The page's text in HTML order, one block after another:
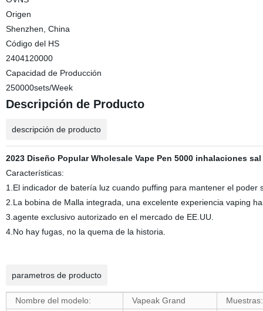
Origen
Shenzhen, China
Código del HS
2404120000
Capacidad de Producción
250000sets/Week
Descripción de Producto
descripción de producto
2023 Diseño Popular Wholesale Vape Pen 5000 inhalaciones
Características:
1.El indicador de batería luz cuando puffing para mantener el poder
2.La bobina de Malla integrada, una excelente experiencia vaping
3.agente exclusivo autorizado en el mercado de EE.UU.
4.No hay fugas, no la quema de la historia.
parametros de producto
Nombre del modelo: Vapeak Grand
Muestras: